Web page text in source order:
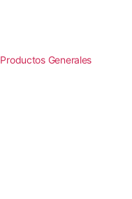
Productos Generales